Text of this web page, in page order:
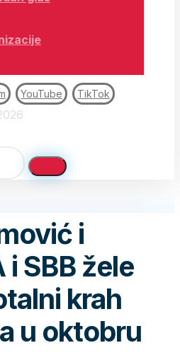
YouTube TikTok
i
i SBB žele
krah
u oktobru